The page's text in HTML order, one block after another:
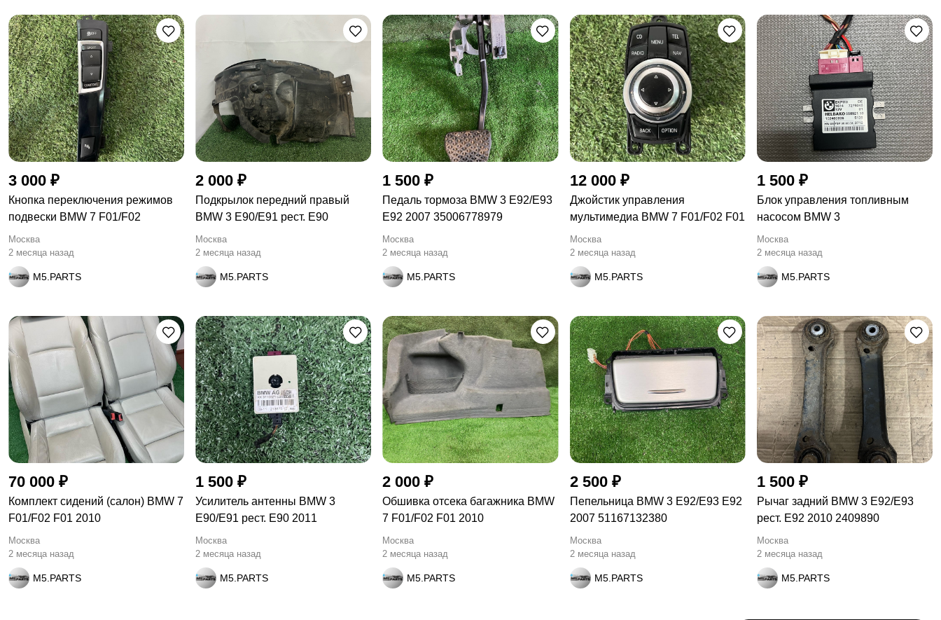
3 000 ₽
Кнопка переключения режимов
подвески BMW 7 F01/F02
Москва
2 месяца назад
M5.PARTS
2 000 ₽
Подкрылок передний правый
BMW 3 E90/E91 рест. E90
Москва
2 месяца назад
M5.PARTS
1 500 ₽
Педаль тормоза BMW 3 E92/E93
E92 2007 35006778979
Москва
2 месяца назад
M5.PARTS
12 000 ₽
Джойстик управления
мультимедиа BMW 7 F01/F02 F01
Москва
2 месяца назад
M5.PARTS
1 500 ₽
Блок управления топливным
насосом BMW 3
Москва
2 месяца назад
M5.PARTS
70 000 ₽
Комплект сидений (салон) BMW 7
F01/F02 F01 2010
Москва
2 месяца назад
M5.PARTS
1 500 ₽
Усилитель антенны BMW 3
E90/E91 рест. E90 2011
Москва
2 месяца назад
M5.PARTS
2 000 ₽
Обшивка отсека багажника BMW
7 F01/F02 F01 2010
Москва
2 месяца назад
M5.PARTS
2 500 ₽
Пепельница BMW 3 E92/E93 E92
2007 51167132380
Москва
2 месяца назад
M5.PARTS
1 500 ₽
Рычаг задний BMW 3 E92/E93
рест. E92 2010 2409890
Москва
2 месяца назад
M5.PARTS